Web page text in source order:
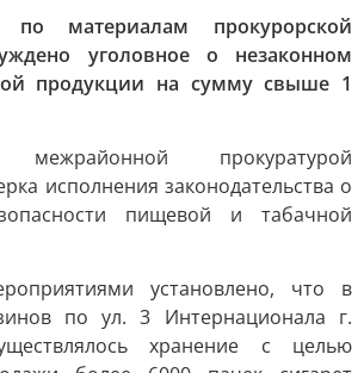
материалам прокурорской
уголовное о незаконном
продукции на сумму свыше 1
межрайонной прокуратурой
исполнения законодательства о
пищевой и табачной
установлено, что в
по ул. 3 Интернационала г.
хранение с целью